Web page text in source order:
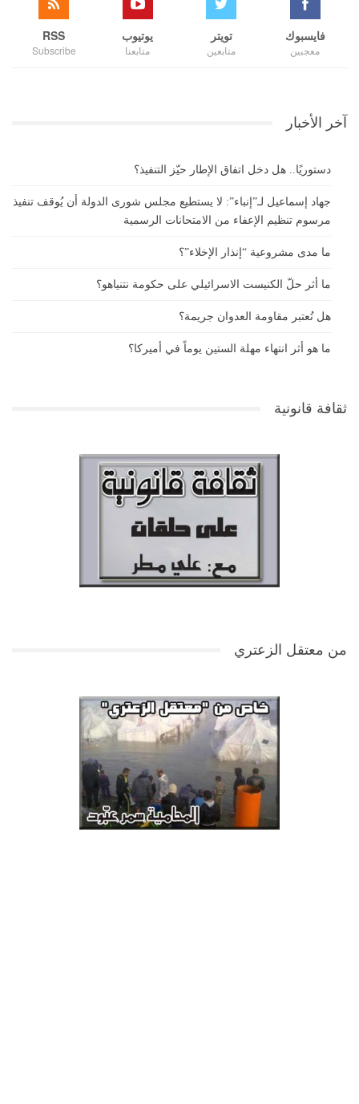
فايسبوك
معجبين
تويتر
متابعين
يوتيوب
متابعنا
RSS
Subscribe
آخر الأخبار
دستوريًا.. هل دخل اتفاق الإطار حيّز التنفيذ؟
جهاد إسماعيل لـ”إنباء”: لا يستطيع مجلس شورى الدولة أن يُوقف تنفيذ
مرسوم تنظيم الإعفاء من الامتحانات الرسمية
ما مدى مشروعية “إنذار الإخلاء”؟
ما أثر حلّ الكنيست الاسرائيلي على حكومة نتنياهو؟
هل تُعتبر مقاومة العدوان جريمة؟
ما هو أثر انتهاء مهلة الستين يوماً في أميركا؟
ثقافة قانونية
من معتقل الزعتري